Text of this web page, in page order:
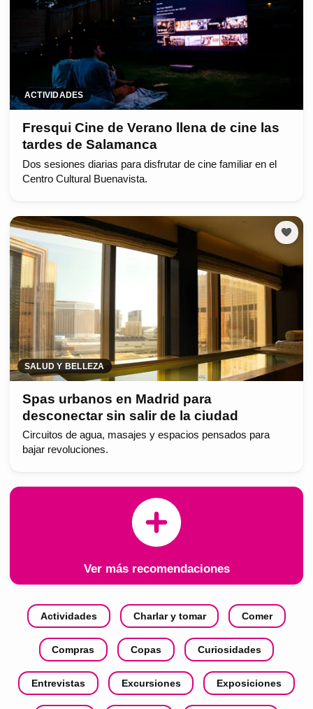
ACTIVIDADES
Fresqui Cine de Verano llena de cine las
tardes de Salamanca
Dos sesiones diarias para disfrutar de cine familiar en el
Centro Cultural Buenavista.
SALUD Y BELLEZA
Spas urbanos en Madrid para
desconectar sin salir de la ciudad
Circuitos de agua, masajes y espacios pensados para
bajar revoluciones.
Ver más recomendaciones
Actividades Charlar y tomar Comer
Compras Copas Curiosidades
Entrevistas Excursiones Exposiciones